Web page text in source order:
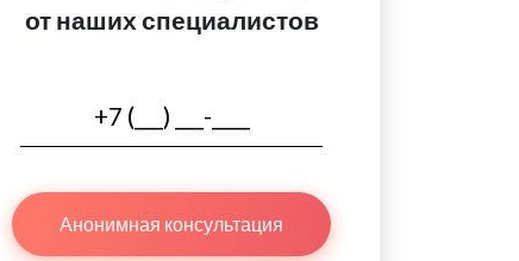
от наших специалистов
Анонимная консультация